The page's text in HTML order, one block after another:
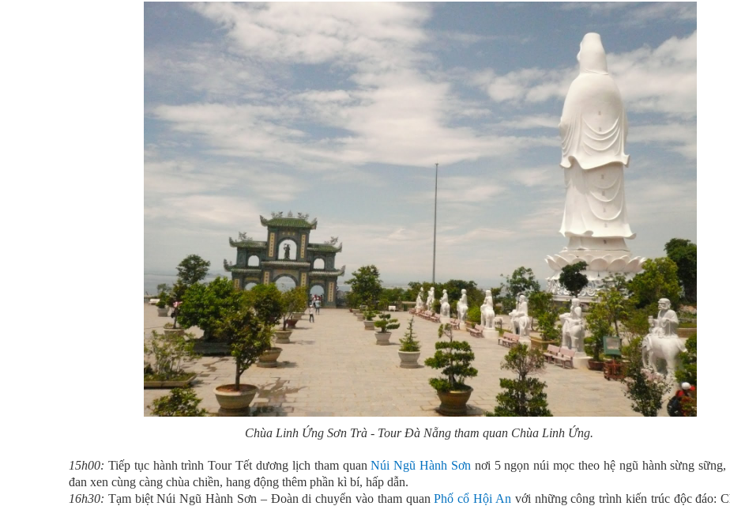
Chùa Linh Ứng Sơn Trà - Tour Đà Nẵng tham quan Chùa Linh Ứng.
15h00: Tiếp tục hành trình Tour Tết dương lịch tham quanNúi Ngũ Hành Sơn nơi 5 ngọn núi mọc theo hệ ngũ hành sừng
đan xen cùng càng chùa chiền, hang động thêm phần kì bí, hấp dẫn.
16h30: Tạm biệt Núi Ngũ Hành Sơn – Đoàn di chuyển vào tham quanPhố cổ Hội An với những công trình kiến trúc độc đáo: